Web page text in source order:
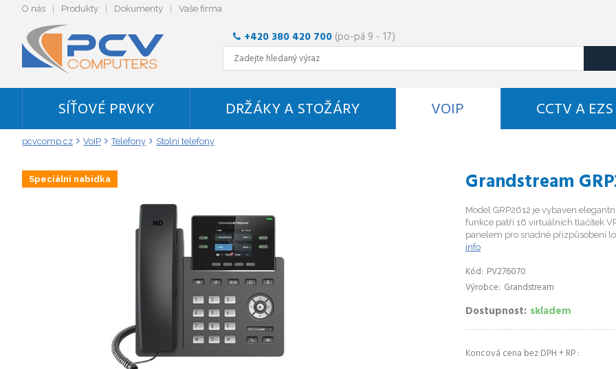
O nás Produkty Dokumenty Vaše firma
+420 380 420 700 (po-pá 9 - 17)
SÍŤOVÉ PRVKY DRŽÁKY A STOŽÁRY VOIP CCTV A EZS
pcvcomp.cz VoIP Telefony Stolní telefony
Speciální nabídka Grandstream
Model GRP2612 je vybaven
funkce patří 16 virtuálních tlačítek
panelem pro snadné přizpůsobení
info
Kód PV276070
Výrobce Grandstream
Dostupnost skladem
Koncová cena bez DPH + RP